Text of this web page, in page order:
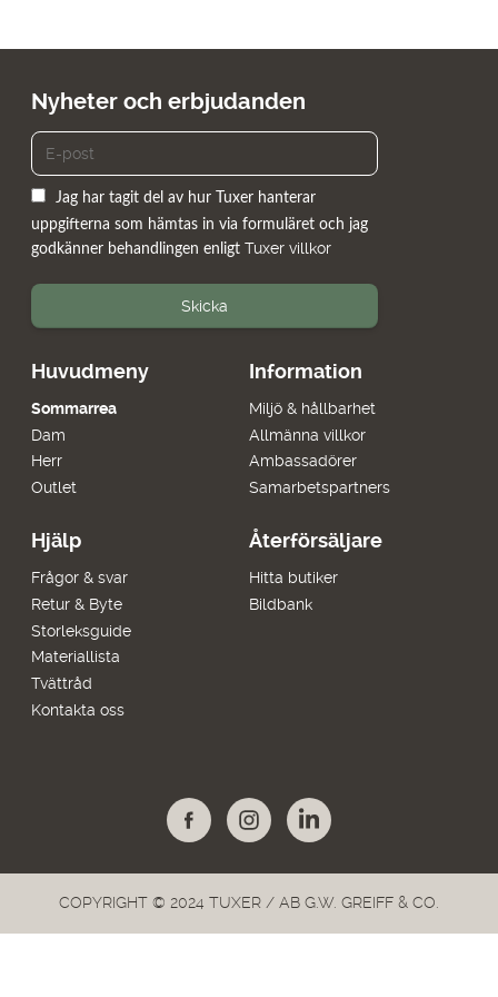
Huvudmeny
Sommarrea
Dam
Herr
Outlet
Information
Miljö & hållbarhet
Allmänna villkor
Ambassadörer
Samarbetspartners
Hjälp
Frågor & svar
Retur & Byte
Storleksguide
Materiallista
Tvättråd
Kontakta oss
Återförsäljare
Hitta butiker
Bildbank
Nyheter och erbjudanden
Jag har tagit del av hur Tuxer hanterar
uppgifterna som hämtas in via formuläret och jag
godkänner behandlingen enligt Tuxer villkor
Skicka
COPYRIGHT © 2024 TUXER / AB G.W. GREIFF & CO.